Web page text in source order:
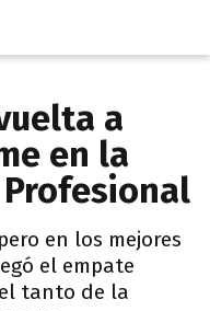
a
en la
en los mejores
el empate
tanto de la